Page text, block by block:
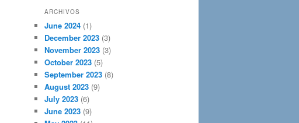
ARCHIVOS
June 2024 (1)
December 2023 (3)
November 2023 (3)
October 2023 (5)
September 2023 (8)
August 2023 (9)
July 2023 (6)
June 2023 (9)